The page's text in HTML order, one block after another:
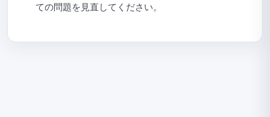
ての問題を見直してください。